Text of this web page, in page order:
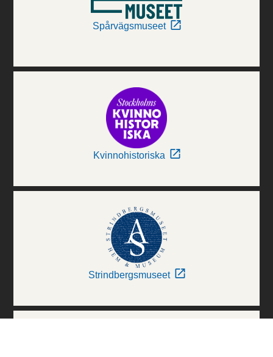
Spårvägsmuseet
Kvinnohistoriska
Strindbergsmuseet